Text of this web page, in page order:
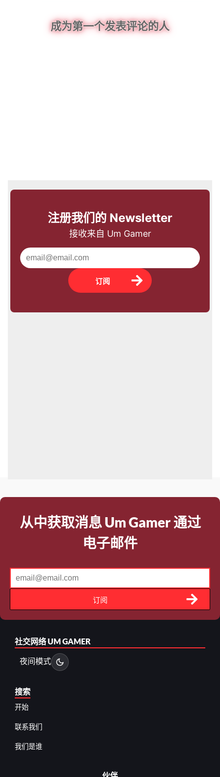
成为第一个发表评论的人
注册我们的 Newsletter
接收来自 Um Gamer
订阅
从中获取消息 Um Gamer 通过
电子邮件
订阅
社交网络UM GAMER
夜间模式
搜索
开始
联系我们
我们是谁